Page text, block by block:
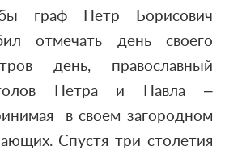
граф Петр Борисович
отмечать день своего
день, православный
Петра и Павла –
в своем загородном
Спустя три столетия